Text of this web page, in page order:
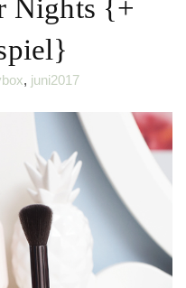
Nights {+
, juni2017